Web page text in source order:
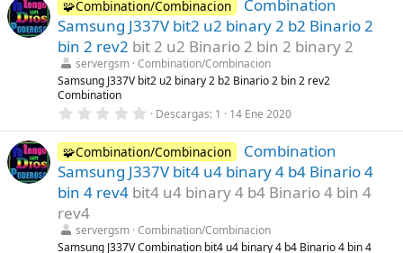
(
s
)
0
e
s
t
r
e
l
s
)
🧩Combination/Combinacion
Combination
Samsung J337V bit2 u2 binary 2 b2 Binario 2
bin 2 rev2 bit 2 u2 Binario 2 bin 2 binary 2
servergsm Combination/Combinacion
Samsung J337V bit2 u2 binary 2 b2 Binario 2 bin 2 rev2
Combination
0
0
0
e
s
t
r
l
l
Descargas 1 14 Ene 2020
🧩Combination/Combinacion
Combination
Samsung J337V bit4 u4 binary 4 b4 Binario 4
bin 4 rev4 bit4 u4 binary 4 b4 Binario 4 bin 4
rev4
servergsm Combination/Combinacion
Samsung J337V Combination bit4 u4 binary 4 b4 Binario 4 bin 4